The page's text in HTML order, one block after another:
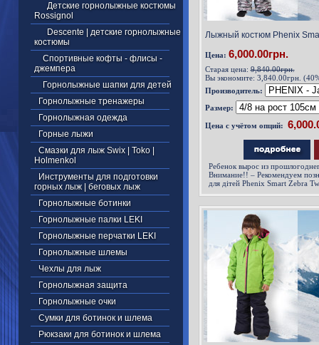
Детские горнолыжные костюмы
Rossignol
Descente | детские горнолыжные
костюмы
Спортивные кофты - флисы -
джемпера
Горнолыжные шапки для детей
Горнолыжные тренажеры
Горнолыжная одежда
Горные лыжи
Смазки для лыж Swix | Toko |
Holmenkol
Инструменты для подготовки
горных лыж | беговых лыж
Горнолыжные ботинки
Горнолыжные палки LEKI
Горнолыжные перчатки LEKI
Горнолыжные шлемы
Чехлы для лыж
Горнолыжная защита
Горнолыжные очки
Сумки для ботинок и шлема
Рюкзаки для ботинок и шлема
Лыжный костюм Phenix
Цена: 6,000.00грн.
Старая цена:9,840.00грн.
Вы экономите: 3,840.00грн.
Производитель:
Размер:
Цена с учётом опций:
Ребенок вырос из
Внимание!! – Рекомендуем
для дітей Phenix Smart Zebra